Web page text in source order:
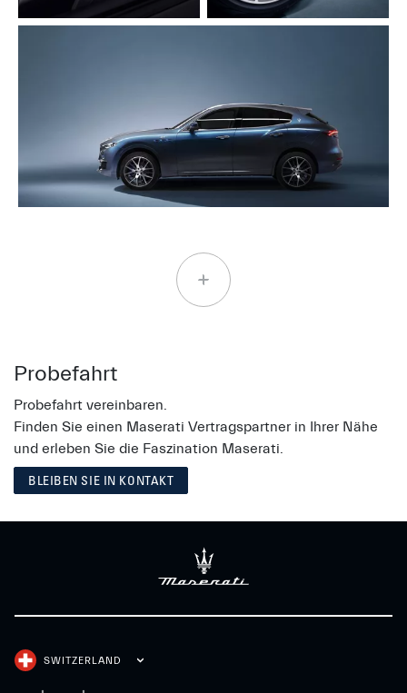
Probefahrt
Probefahrt vereinbaren.
Finden Sie einen Maserati Vertragspartner in Ihrer Nähe
und erleben Sie die Faszination Maserati.
BLEIBEN SIE IN KONTAKT
SWITZERLAND